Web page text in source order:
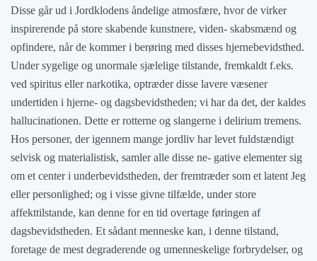
Disse går ud i Jordklodens åndelige atmosfære, hvor de virker
inspirerende på store skabende kunstnere, viden- skabsmænd og
opfindere, når de kommer i berøring med disses hjernebevidsthed.
Under sygelige og unormale sjælelige tilstande, fremkaldt f.eks.
ved spiritus eller narkotika, optræder disse lavere væsener
undertiden i hjerne- og dagsbevidstheden; vi har da det, der kaldes
hallucinationen. Dette er rotterne og slangerne i delirium tremens.
Hos personer, der igennem mange jordliv har levet fuldstændigt
selvisk og materialistisk, samler alle disse ne- gative elementer sig
om et center i underbevidstheden, der fremtræder som et latent Jeg
eller personlighed; og i visse givne tilfælde, under store
affekttilstande, kan denne for en tid overtage føringen af
dagsbevidstheden. Et sådant menneske kan, i denne tilstand,
foretage de mest degraderende og umenneskelige forbrydelser, og